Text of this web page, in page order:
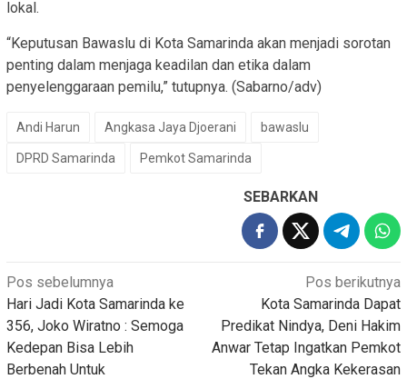
lokal.
“Keputusan Bawaslu di Kota Samarinda akan menjadi sorotan
penting dalam menjaga keadilan dan etika dalam
penyelenggaraan pemilu,” tutupnya. (Sabarno/adv)
Andi Harun Angkasa Jaya Djoerani bawaslu
DPRD Samarinda Pemkot Samarinda
SEBARKAN
Navigasi
pos
Pos sebelumnya
Hari Jadi Kota Samarinda ke
356, Joko Wiratno : Semoga
Kedepan Bisa Lebih
Berbenah Untuk
Pos berikutnya
Kota Samarinda Dapat
Predikat Nindya, Deni Hakim
Anwar Tetap Ingatkan Pemkot
Tekan Angka Kekerasan